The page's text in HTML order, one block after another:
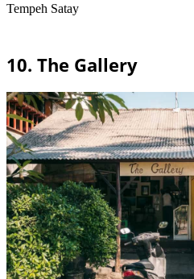
Tempeh Satay
10. The Gallery